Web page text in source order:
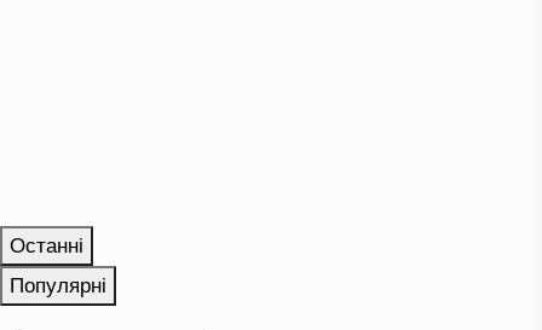
Останні
Популярні